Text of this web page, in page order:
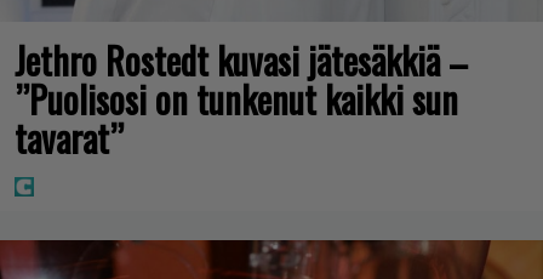
Jethro Rostedt kuvasi jätesäkkiä –
”Puolisosi on tunkenut kaikki sun
tavarat”